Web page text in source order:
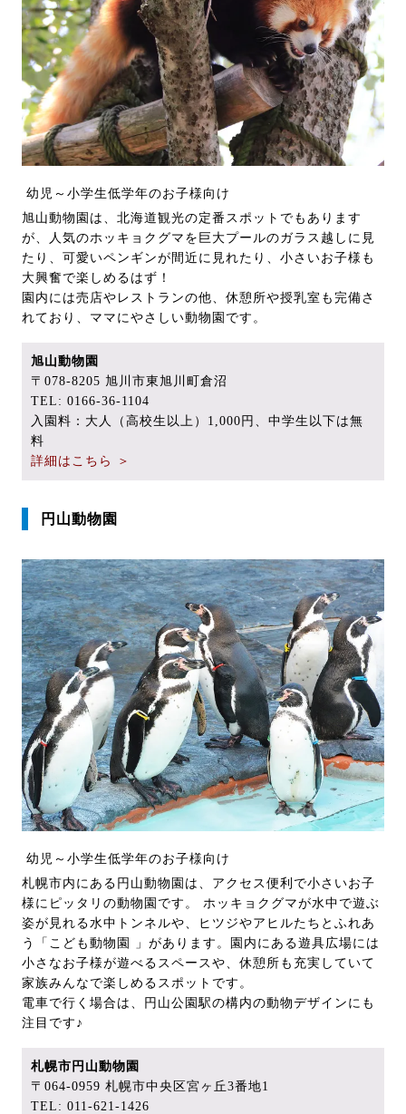
幼児～小学生低学年のお子様向け
旭山動物園は、北海道観光の定番スポットでもあります
が、人気のホッキョクグマを巨大プールのガラス越しに見
たり、可愛いペンギンが間近に見れたり、小さいお子様も
大興奮で楽しめるはず！
園内には売店やレストランの他、休憩所や授乳室も完備さ
れており、ママにやさしい動物園です。
旭山動物園
〒078-8205 旭川市東旭川町倉沼
TEL: 0166-36-1104
入園料：大人（高校生以上）1,000円、中学生以下は無
料
詳細はこちら ＞
円山動物園
幼児～小学生低学年のお子様向け
札幌市内にある円山動物園は、アクセス便利で小さいお子
様にピッタリの動物園です。 ホッキョクグマが水中で遊ぶ
姿が見れる水中トンネルや、ヒツジやアヒルたちとふれあ
う「こども動物園 」があります。園内にある遊具広場には
小さなお子様が遊べるスペースや、休憩所も充実していて
家族みんなで楽しめるスポットです。
電車で行く場合は、円山公園駅の構内の動物デザインにも
注目です♪
札幌市円山動物園
〒064-0959 札幌市中央区宮ヶ丘3番地1
TEL: 011-621-1426